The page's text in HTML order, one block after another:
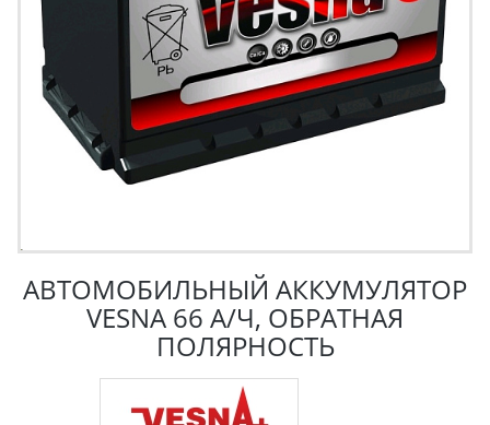
АВТОМОБИЛЬНЫЙ АККУМУЛЯТОР
VESNA 66 А/Ч, ОБРАТНАЯ
ПОЛЯРНОСТЬ